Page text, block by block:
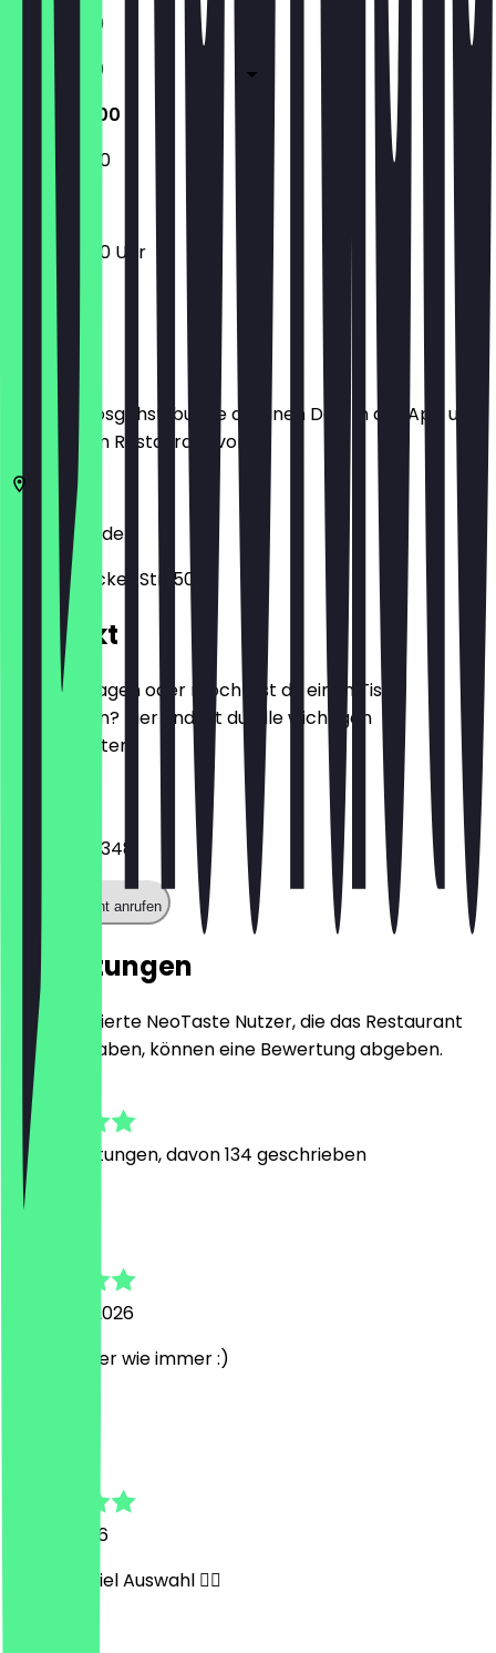
11:30 - 21:00
11:30 - 21:00
16:00 - 21:00
16:00 - 21:00
16:00 - 21:00 Uhr
Bevor du losgehst, buche dir einen Deal in der App und
zeige ihn im Restaurant vor.
Dresden
Königsbrücker Str. 50
Kontakt
Hast du Fragen oder möchtest du einen Tisch
reservieren? Hier findest du alle wichtigen
Kontaktdaten.
035127585348
Restaurant anrufen
Bewertungen
Nur registrierte NeoTaste Nutzer, die das Restaurant
besucht haben, können eine Bewertung abgeben.
4.9
671
Bewertungen, davon 134 geschrieben
7. August 2026
Mega lecker wie immer :)
14. Juli 2026
Lecker & viel Auswahl 👍🏻